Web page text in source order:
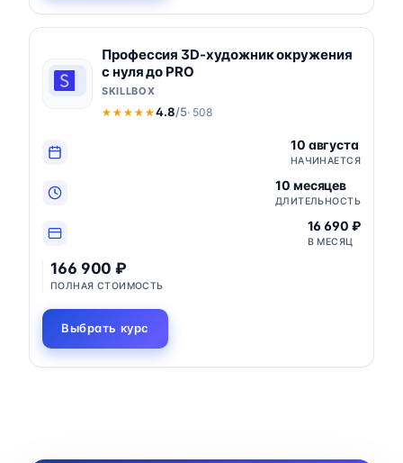
Профессия 3D-художник окружения
с нуля до PRO
SKILLBOX
★★★★★
★★★★★4.8/5· 508
10 августа
НАЧИНАЕТСЯ
10 месяцев
ДЛИТЕЛЬНОСТЬ
16 690 ₽
В МЕСЯЦ
166 900 ₽
ПОЛНАЯ СТОИМОСТЬ
Выбрать курс